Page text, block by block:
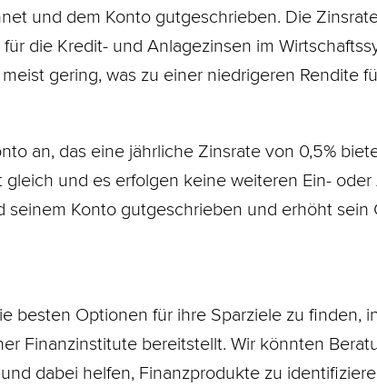
und dem Konto gutgeschrieben. Die
die Kredit- und Anlagezinsen im
gering, was zu einer niedrigeren Rendite
an, das eine jährliche Zinsrate von 0,5%
und es erfolgen keine weiteren Ein-
Konto gutgeschrieben und erhöht sein
besten Optionen für ihre Sparziele zu finden,
Finanzinstitute bereitstellt. Wir könnten
dabei helfen, Finanzprodukte zu